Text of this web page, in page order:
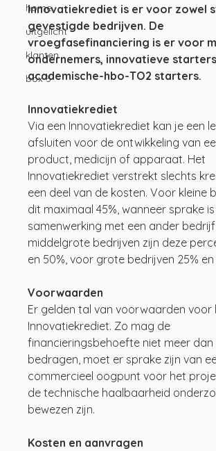
home
uitgelicht
klanten
box 3
Innovatiekrediet is er voor zowel
gevestigde bedrijven. De
vroegfasefinanciering is er voor
ondernemers, innovatieve
academische-hbo-TO2 starters.
Innovatiekrediet
Via een Innovatiekrediet kan je een
afsluiten voor de ontwikkeling van
product, medicijn of apparaat. Het
Innovatiekrediet verstrekt slechts
een deel van de kosten. Voor kleine
dit maximaal 45%, wanneer sprake
samenwerking met een ander
middelgrote bedrijven zijn deze
en 50%, voor grote bedrijven 25% en
Voorwaarden
Er gelden tal van voorwaarden voor
Innovatiekrediet. Zo mag de
financieringsbehoefte niet meer dan
bedragen, moet er sprake zijn van
commercieel oogpunt voor het
de technische haalbaarheid
bewezen zijn.
Kosten en aanvragen